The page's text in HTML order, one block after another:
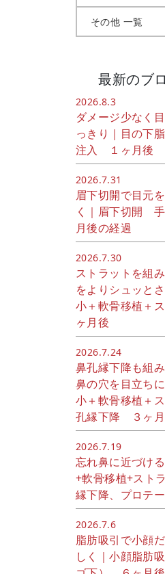
その他 一覧
最新のブ
2026.8.3
ダメージ少なく
っきり｜目の下
注入 １ヶ月後
2026.7.31
眉下切開で目元
く｜眉下切開
月後の経過
2026.7.30
ストラットを組
をよりシュッと
小＋軟骨移植＋
ヶ月後
2026.7.24
鼻孔縁下降も組
鼻の穴を目立ち
小＋軟骨移植＋
孔縁下降 ３ヶ
2026.7.19
忘れ鼻に近づけ
+軟骨移植+スト
縁下降、プロテ
2026.7.6
脂肪吸引で小顔
しく｜小顔脂肪